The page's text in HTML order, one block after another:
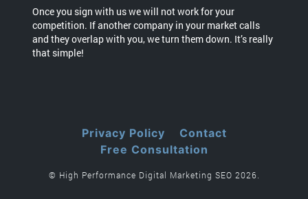
Once you sign with us we will not work for your
competition. If another company in your market calls
and they overlap with you, we turn them down. It’s really
that simple!
Privacy Policy
Contact
Free Consultation
© High Performance Digital Marketing SEO 2026.